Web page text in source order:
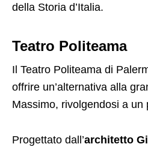
della Storia d’Italia.
Teatro Politeama
Il Teatro Politeama di
offrire un’alternativa alla
Massimo, rivolgendosi a un
Progettato dall’architetto